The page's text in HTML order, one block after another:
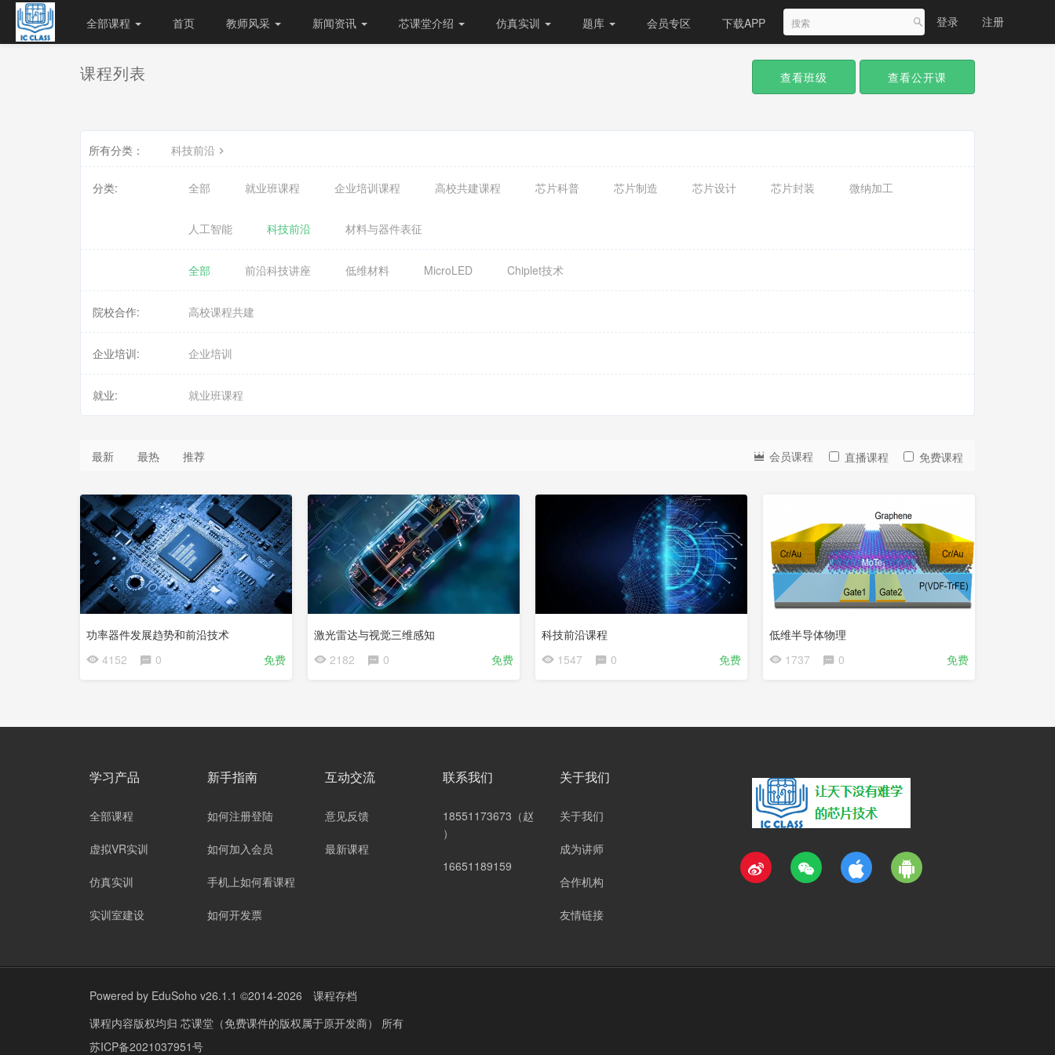
全部课程 首页 教师风采 新闻资讯 芯课堂介绍 仿真实训 题库 会员专区 下载APP 登录 注册
课程列表 查看班级 查看公开课
所有分类： 科技前沿
分类: 全部 就业班课程 企业培训课程 高校共建课程 芯片科普 芯片制造 芯片设计 芯片封装 微纳加工
人工智能 科技前沿 材料与器件表征
全部 前沿科技讲座 低维材料 MicroLED Chiplet技术
院校合作: 高校课程共建
企业培训: 企业培训
就业: 就业班课程
最新 最热 推荐 会员课程 直播课程 免费课程
功率器件发展趋势和前沿技术
4152
0 免费
激光雷达与视觉三维感知
2182
0 免费
科技前沿课程
1547
0 免费
员
低维半导体物理
1737
0 免费
学习产品
全部课程
虚拟VR实训
仿真实训
实训室建设
新手指南
如何注册登陆
如何加入会员
手机上如何看课程
如何开发票
互动交流
意见反馈
最新课程
联系我们
18551173673（赵
）
16651189159
关于我们
关于我们
成为讲师
合作机构
友情链接
Powered by EduSoho v26.1.1 ©2014-2026
课程存档
课程内容版权均归 芯课堂（免费课件的版权属于原开发商） 所有
苏ICP备2021037951号